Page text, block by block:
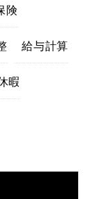
険
給与計算
暇